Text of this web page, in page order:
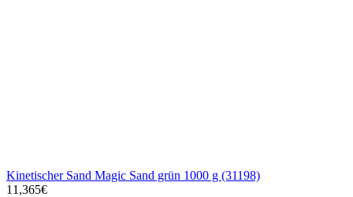
Kinetischer Sand Magic Sand grün 1000 g (31198)
11,365€